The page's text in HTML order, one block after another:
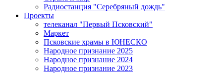
Радиостанция "Серебряный дождь"
Проекты
телеканал "Первый Псковский"
Маркет
Псковские храмы в ЮНЕСКО
Народное признание 2025
Народное признание 2024
Народное признание 2023